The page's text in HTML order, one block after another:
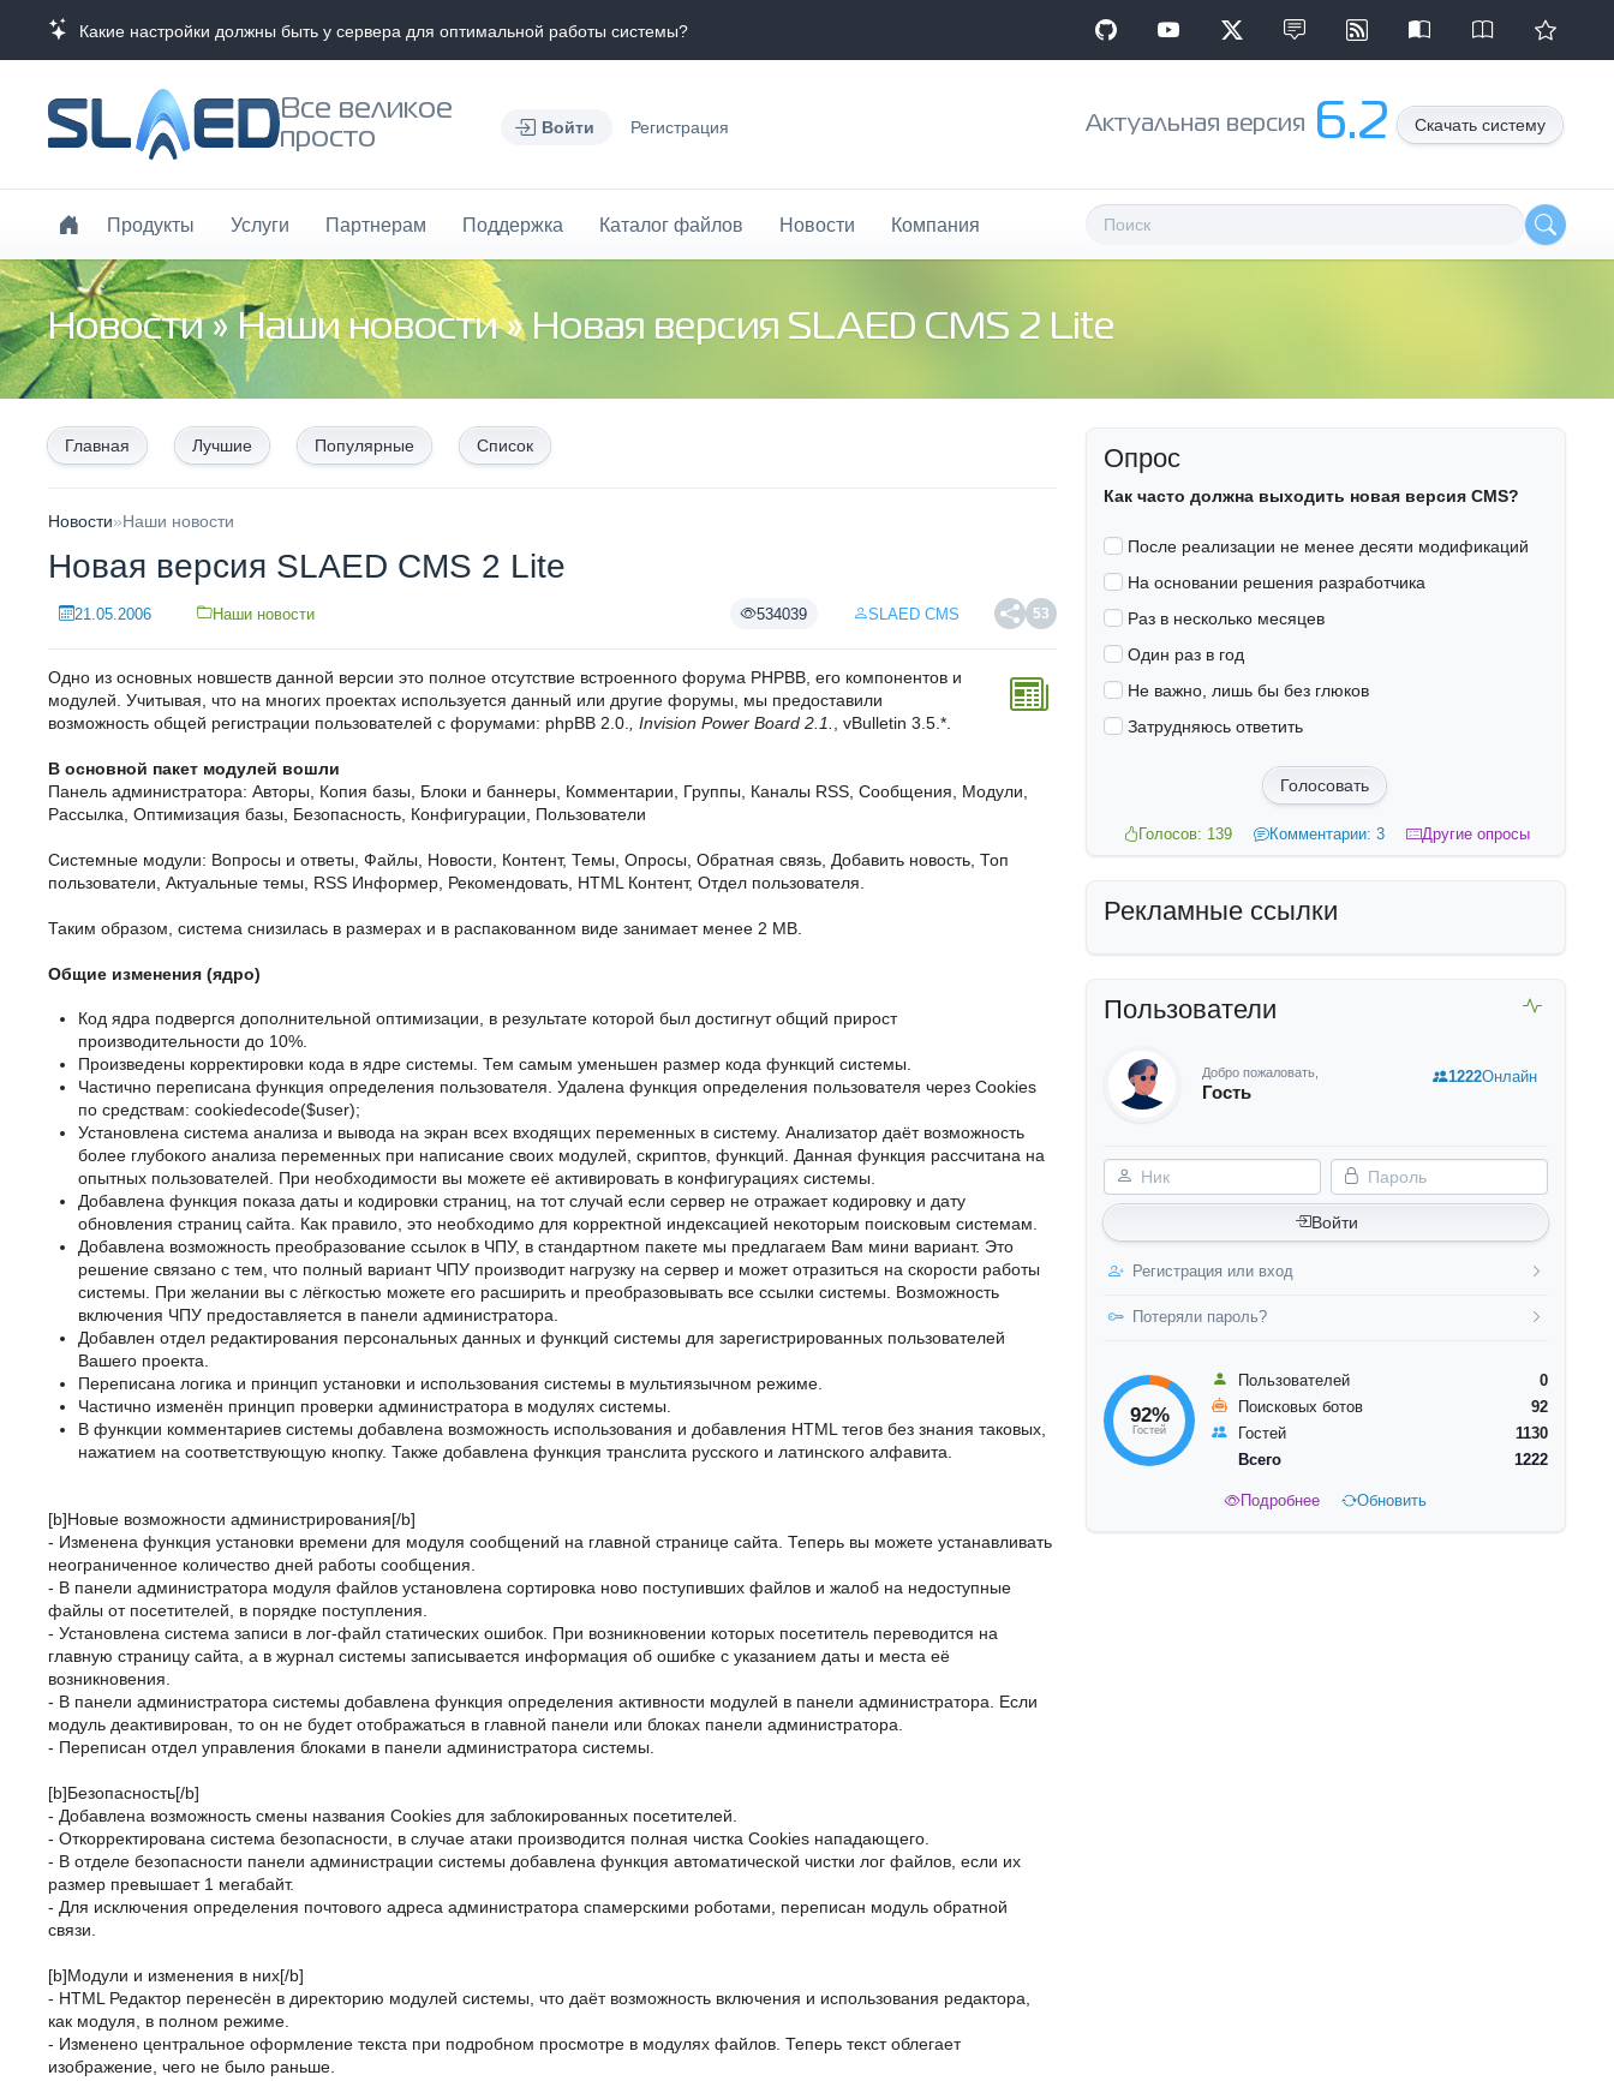
Какие настройки должны быть у сервера для оптимальной работы системы?
Все великое
просто
Войти Регистрация Aктуальная версия 6.2 Скачать систему
Продукты Услуги Партнерам Поддержка Каталог файлов Новости Компания
Новости» Наши новости» Новая версия SLAED CMS 2 Lite
Главная Лучшие Популярные Список
Новости»Наши новости
Новая версия SLAED CMS 2 Lite
534039 SLAED CMS 53
21.05.2006 Наши новости
Одно из основных новшеств данной версии это полное отсутствие встроенного форума PHPBB, его компонентов и
модулей. Учитывая, что на многих проектах используется данный или другие форумы, мы предоставили
возможность общей регистрации пользователей с форумами: phpBB 2.0.
, Invision Power Board 2.1. , vBulletin 3.5.*.
В основной пакет модулей вошли
Панель администратора: Авторы, Копия базы, Блоки и баннеры, Комментарии, Группы, Каналы RSS, Сообщения, Модули,
Рассылка, Оптимизация базы, Безопасность, Конфигурации, Пользователи
Системные модули: Вопросы и ответы, Файлы, Новости, Контент, Темы, Опросы, Обратная связь, Добавить новость, Топ
пользователи, Актуальные темы, RSS Информер, Рекомендовать, HTML Контент, Отдел пользователя.
Таким образом, система снизилась в размерах и в распакованном виде занимает менее 2 MB.
Общие изменения (ядро)
Код ядра подвергся дополнительной оптимизации, в результате которой был достигнут общий прирост
производительности до 10%.
Произведены корректировки кода в ядре системы. Тем самым уменьшен размер кода функций системы.
Частично переписана функция определения пользователя. Удалена функция определения пользователя через Cookies
по средствам: cookiedecode($user);
Установлена система анализа и вывода на экран всех входящих переменных в систему. Анализатор даёт возможность
более глубокого анализа переменных при написание своих модулей, скриптов, функций. Данная функция рассчитана на
опытных пользователей. При необходимости вы можете её активировать в конфигурациях системы.
Добавлена функция показа даты и кодировки страниц, на тот случай если сервер не отражает кодировку и дату
обновления страниц сайта. Как правило, это необходимо для корректной индексацией некоторым поисковым системам.
Добавлена возможность преобразование ссылок в ЧПУ, в стандартном пакете мы предлагаем Вам мини вариант. Это
решение связано с тем, что полный вариант ЧПУ производит нагрузку на сервер и может отразиться на скорости работы
системы. При желании вы с лёгкостью можете его расширить и преобразовывать все ссылки системы. Возможность
включения ЧПУ предоставляется в панели администратора.
Добавлен отдел редактирования персональных данных и функций системы для зарегистрированных пользователей
Вашего проекта.
Переписана логика и принцип установки и использования системы в мультиязычном режиме.
Частично изменён принцип проверки администратора в модулях системы.
В функции комментариев системы добавлена возможность использования и добавления HTML тегов без знания таковых,
нажатием на соответствующую кнопку. Также добавлена функция транслита русского и латинского алфавита.
[b]Новые возможности администрирования[/b]
- Изменена функция установки времени для модуля сообщений на главной странице сайта. Теперь вы можете устанавливать
неограниченное количество дней работы сообщения.
- В панели администратора модуля файлов установлена сортировка ново поступивших файлов и жалоб на недоступные
файлы от посетителей, в порядке поступления.
- Установлена система записи в лог-файл статических ошибок. При возникновении которых посетитель переводится на
главную страницу сайта, а в журнал системы записывается информация об ошибке с указанием даты и места её
возникновения.
- В панели администратора системы добавлена функция определения активности модулей в панели администратора. Если
модуль деактивирован, то он не будет отображаться в главной панели или блоках панели администратора.
- Переписан отдел управления блоками в панели администратора системы.
[b]Безопасность[/b]
- Добавлена возможность смены названия Cookies для заблокированных посетителей.
- Откорректирована система безопасности, в случае атаки производится полная чистка Cookies нападающего.
- В отделе безопасности панели администрации системы добавлена функция автоматической чистки лог файлов, если их
размер превышает 1 мегабайт.
- Для исключения определения почтового адреса администратора спамерскими роботами, переписан модуль обратной
связи.
[b]Модули и изменения в них[/b]
- HTML Редактор перенесён в директорию модулей системы, что даёт возможность включения и использования редактора,
как модуля, в полном режиме.
- Изменено центральное оформление текста при подробном просмотре в модулях файлов. Теперь текст облегает
изображение, чего не было раньше.
Опрос
Как часто должна выходить новая версия CMS?
После реализации не менее десяти модификаций
На основании решения разработчика
Раз в несколько месяцев
Один раз в год
Не важно, лишь бы без глюков
Затрудняюсь ответить
Голосовать
Голосов: 139 Комментарии: 3 Другие опросы
Рекламные ссылки
Пользователи
Добро пожаловать,
Гость
Ник Пароль
Войти
Регистрация или вход
Потеряли пароль?
1222Онлайн
92%
Гостей
Пользователей
0
Поисковых ботов
92
Гостей
1130
Всего
1222
Подробнее Обновить